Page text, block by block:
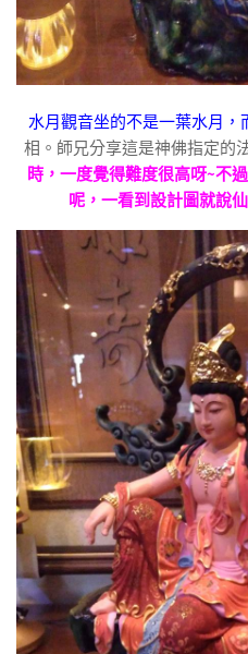
水月觀音坐的不是一葉水月，
相。師兄分享這是神佛指定的
時，一度覺得難度很高呀~不
呢，一看到設計圖就說